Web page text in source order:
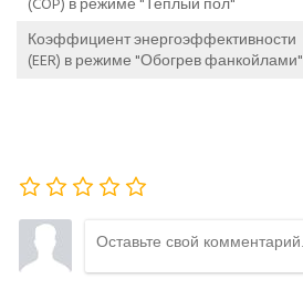
Коэффициент энергоэффективности
(EER) в режиме "Обогрев фанкойлами"